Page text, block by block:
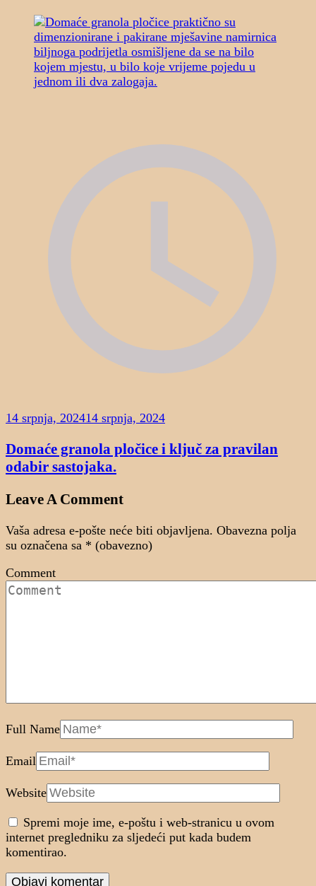
14 srpnja, 202414 srpnja, 2024
Domaće granola pločice i ključ za pravilan
odabir sastojaka.
Leave A Comment
Vaša adresa e-pošte neće biti objavljena. Obavezna polja
su označena sa * (obavezno)
Comment
Full Name
Email
Website
Spremi moje ime, e-poštu i web-stranicu u ovom
internet pregledniku za sljedeći put kada budem
komentirao.